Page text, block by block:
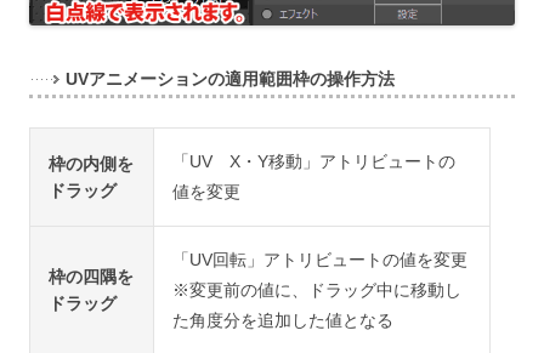
UVアニメーションの適用範囲枠の操作方法
枠の内側を
ドラッグ
「UV X・Y移動」アトリビュートの
値を変更
枠の四隅を
ドラッグ
「UV回転」アトリビュートの値を変更
※変更前の値に、ドラッグ中に移動し
た角度分を追加した値となる